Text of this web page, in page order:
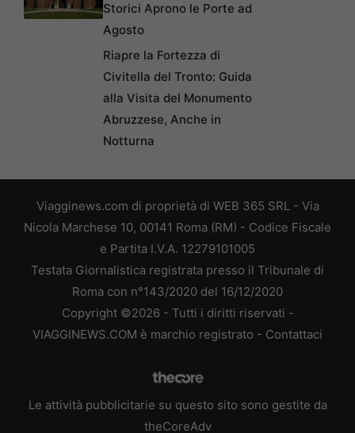
Storici Aprono le Porte ad
Agosto
Riapre la Fortezza di
Civitella del Tronto: Guida
alla Visita del Monumento
Abruzzese, Anche in
Notturna
Viagginews.com di proprietà di WEB 365 SRL - Via
Nicola Marchese 10, 00141 Roma (RM) - Codice Fiscale
e Partita I.V.A. 12279101005
Testata Giornalistica registrata presso il Tribunale di
Roma con n°143/2020 del 16/12/2020
Copyright ©2026 - Tutti i diritti riservati -
VIAGGINEWS.COM è marchio registrato - Contattaci
Le attività pubblicitarie su questo sito sono gestite da
theCoreAdv